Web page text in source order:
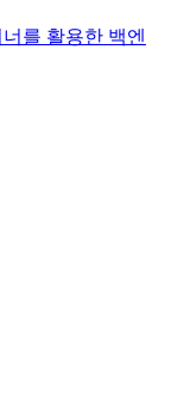
를 활용한 백엔